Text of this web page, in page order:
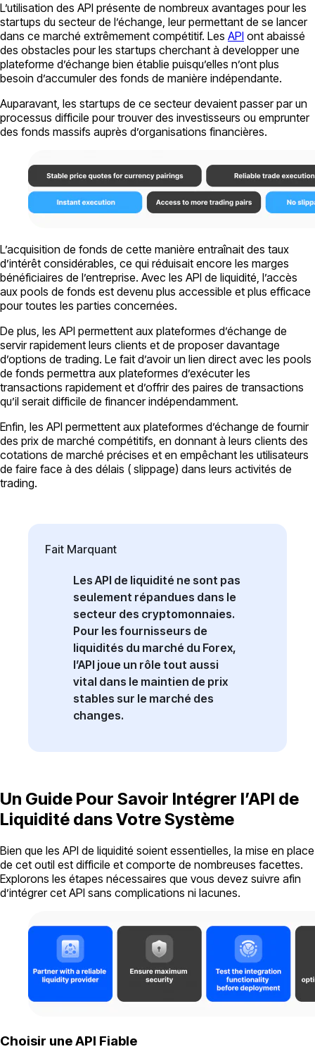
L’utilisation des API présente de nombreux avantages pour les
startups du secteur de l’échange, leur permettant de se lancer
dans ce marché extrêmement compétitif. Les API ont abaissé
des obstacles pour les startups cherchant à developper une
plateforme d’échange bien établie puisqu’elles n’ont plus
besoin d’accumuler des fonds de manière indépendante.
Auparavant, les startups de ce secteur devaient passer par un
processus difficile pour trouver des investisseurs ou emprunter
des fonds massifs auprès d’organisations financières.
L’acquisition de fonds de cette manière entraînait des taux
d’intérêt considérables, ce qui réduisait encore les marges
bénéficiaires de l’entreprise. Avec les API de liquidité, l’accès
aux pools de fonds est devenu plus accessible et plus efficace
pour toutes les parties concernées.
De plus, les API permettent aux plateformes d’échange de
servir rapidement leurs clients et de proposer davantage
d’options de trading. Le fait d’avoir un lien direct avec les pools
de fonds permettra aux plateformes d’exécuter les
transactions rapidement et d’offrir des paires de transactions
qu’il serait difficile de financer indépendamment.
Enfin, les API permettent aux plateformes d’échange de fournir
des prix de marché compétitifs, en donnant à leurs clients des
cotations de marché précises et en empêchant les utilisateurs
de faire face à des délais ( slippage) dans leurs activités de
trading.
Les API de liquidité ne sont pas
seulement répandues dans le
secteur des cryptomonnaies.
Pour les fournisseurs de
liquidités du marché du Forex,
l’API joue un rôle tout aussi
vital dans le maintien de prix
stables sur le marché des
changes.
Fait Marquant
Un Guide Pour Savoir Intégrer l’API de
Liquidité dans Votre Système
Bien que les API de liquidité soient essentielles, la mise en place
de cet outil est difficile et comporte de nombreuses facettes.
Explorons les étapes nécessaires que vous devez suivre afin
d’intégrer cet API sans complications ni lacunes.
Choisir une API Fiable